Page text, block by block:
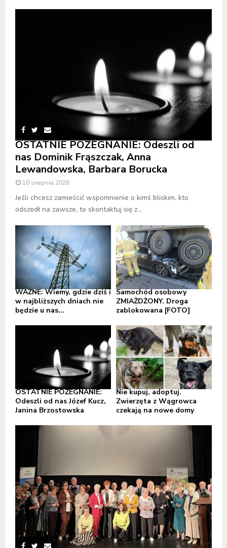
OSTATNIE POŻEGNANIE: Odeszli od
nas Dominik Frąszczak, Anna
Lewandowska, Barbara Borucka
10 sierpnia 2026
Jeśli chcesz zamieścić wspomnienie o kimś bliskim, kto
odszedł na zawsze, to skontaktuj się z...
WAŻNE: Wiemy, gdzie dziś i
w najbliższych dniach nie
będzie u nas...
Samochód osobowy
ZMIAŻDŻONY. Droga
zablokowana [FOTO]
OSTATNIE POŻEGNANIE:
Odeszli od nas Józef Kucz,
Janina Brzostowska
Nie kupuj, adoptuj.
Zwierzęta z Wągrowca
czekają na nowe domy